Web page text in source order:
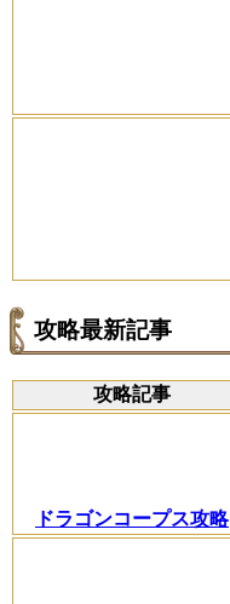
攻略最新記事
攻略記事
ドラゴンコープス攻略